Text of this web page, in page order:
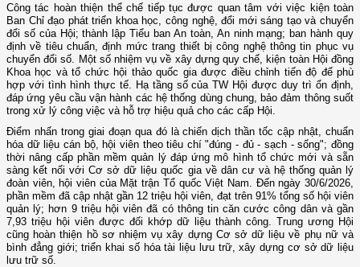
Công tác hoàn thiện thể chế tiếp tục được quan tâm với việc kiện toàn
Ban Chỉ đạo phát triển khoa học, công nghệ, đổi mới sáng tạo và chuyển
đổi số của Hội; thành lập Tiểu ban An toàn, An ninh mạng; ban hành quy
định về tiêu chuẩn, định mức trang thiết bị công nghệ thông tin phục vụ
chuyển đổi số. Một số nhiệm vụ về xây dựng quy chế, kiện toàn Hội đồng
Khoa học và tổ chức hội thảo quốc gia được điều chỉnh tiến độ để phù
hợp với tình hình thực tế. Hạ tầng số của TW Hội được duy trì ổn định,
đáp ứng yêu cầu vận hành các hệ thống dùng chung, bảo đảm thông suốt
trong xử lý công việc và hỗ trợ hiệu quả cho các cấp Hội.
Điểm nhấn trong giai đoạn qua đó là chiến dịch thần tốc cập nhật, chuẩn
hóa dữ liệu cán bộ, hội viên theo tiêu chí "đúng - đủ - sạch - sống"; đồng
thời nâng cấp phần mềm quản lý đáp ứng mô hình tổ chức mới và sẵn
sàng kết nối với Cơ sở dữ liệu quốc gia về dân cư và hệ thống quản lý
đoàn viên, hội viên của Mặt trận Tổ quốc Việt Nam. Đến ngày 30/6/2026,
phần mềm đã cập nhật gần 12 triệu hội viên, đạt trên 91% tổng số hội viên
quản lý; hơn 9 triệu hội viên đã có thông tin căn cước công dân và gần
7,93 triệu hội viên được đối khớp dữ liệu thành công. Trung ương Hội
cũng hoàn thiện hồ sơ nhiệm vụ xây dựng Cơ sở dữ liệu về phụ nữ và
bình đẳng giới; triển khai số hóa tài liệu lưu trữ, xây dựng cơ sở dữ liệu
lưu trữ số.